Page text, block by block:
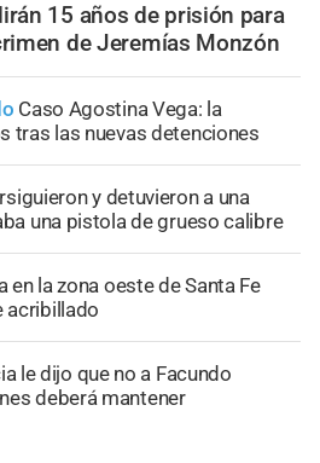
15 años de prisión para
de Jeremías Monzón
Caso Agostina Vega: la
tras las nuevas detenciones
y detuvieron a una
una pistola de grueso calibre
en la zona oeste de Santa Fe
acribillado
le dijo que no a Facundo
deberá mantener